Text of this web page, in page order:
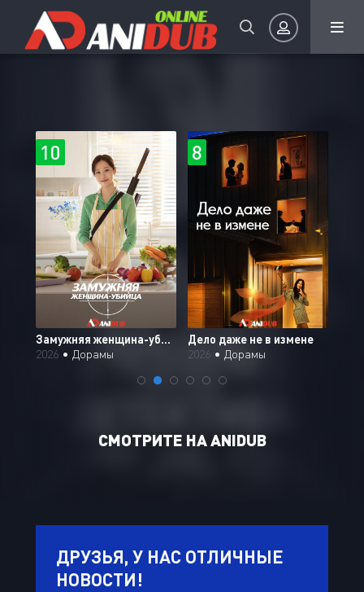
Запомнить
ВОЙТИ НА САЙТ
Регистрация Восстановить пароль
Или войти через
10
Замужняя женщина-убийца
2026 • Дорамы
8
Дело даже не в измене
2026 • Дорамы
CМОТРИТЕ НА ANIDUB
ДРУЗЬЯ, У НАС ОТЛИЧНЫЕ
НОВОСТИ!